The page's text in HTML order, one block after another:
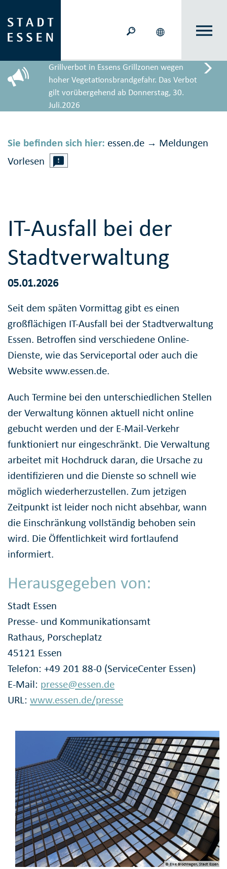
Grillverbot in Essens Grillzonen wegen
hoher Vegetationsbrandgefahr. Das Verbot
gilt vorübergehend ab Donnerstag, 30.
Juli.2026
Sie befinden sich hier: essen.de → Meldungen
Vorlesen
IT-Ausfall bei der
Stadtverwaltung
05.01.2026
Seit dem späten Vormittag gibt es einen
großflächigen IT-Ausfall bei der Stadtverwaltung
Essen. Betroffen sind verschiedene Online-
Dienste, wie das Serviceportal oder auch die
Website www.essen.de.
Auch Termine bei den unterschiedlichen Stellen
der Verwaltung können aktuell nicht online
gebucht werden und der E-Mail-Verkehr
funktioniert nur eingeschränkt. Die Verwaltung
arbeitet mit Hochdruck daran, die Ursache zu
identifizieren und die Dienste so schnell wie
möglich wiederherzustellen. Zum jetzigen
Zeitpunkt ist leider noch nicht absehbar, wann
die Einschränkung vollständig behoben sein
wird. Die Öffentlichkeit wird fortlaufend
informiert.
Herausgegeben von:
Stadt Essen
Presse- und Kommunikationsamt
Rathaus, Porscheplatz
45121 Essen
Telefon: +49 201 88-0 (ServiceCenter Essen)
E-Mail: presse@essen.de
URL: www.essen.de/presse
© Elke Brochhagen, Stadt Essen